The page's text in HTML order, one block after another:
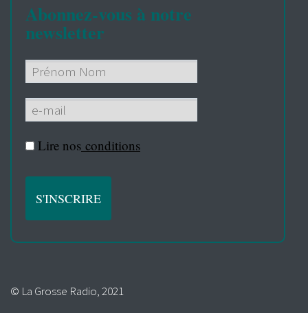
Abonnez-vous à notre
newsletter
Lire nos conditions
© La Grosse Radio, 2021